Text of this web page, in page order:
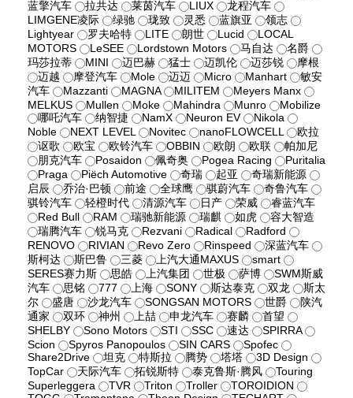
蓝擎汽车
拉共达 莱茵汽车 LIUX
龙程汽车
LIMGENE凌际
绿驰 珑致 灵悉 蓝旗亚
领志
Lightyear
罗夫哈特 LITE 朗世 Lucid
LOCAL
MOTORS
LeSEE Lordstown Motors 马自达
名爵
玛莎拉蒂
MINI 迈巴赫 猛士 迈凯伦 迈莎锐
摩根
迈越
摩登汽车 Mole 迈迈 Micro Manhart
敏安
汽车
Mazzanti MAGNA MILITEM
Meyers Manx
MELKUS
Mullen Moke Mahindra Munro
Mobilize
哪吒汽车
纳智捷 NamX Neuron EV
Nikola
Noble
NEXT LEVEL Novitec nanoFLOWCELL
欧拉
讴歌
欧宝 欧铃汽车 OBBIN 欧朗 欧联
帕加尼
朋克汽车
Posaidon 佩奇奥 Pogea Racing
Puritalia
Praga
Piëch Automotive 奇瑞 起亚
奇瑞新能源
启辰
乔治·巴顿 前途 全球鹰 骐蔚汽车
奇鲁汽车
骐铃汽车
轻橙时代 清源汽车 日产 荣威
睿蓝汽车
Red Bull
RAM 瑞驰新能源 瑞麒 如虎
容大智造
瑞腾汽车
锐马克 Rezvani Radical
Radford
RENOVO
RIVIAN Revo Zero Rinspeed
深蓝汽车
斯柯达
斯巴鲁 三菱 上汽大通MAXUS
smart
SERES赛力斯
思皓 上汽集团 世极 萨博
SWM斯威
汽车
思铭 777 上海 SONY 斯达泰克 双龙
斯太
尔
盛唐 沙龙汽车 SONGSAN MOTORS 世爵
陕汽
通家
双环 神州 上喆 申龙汽车 赛麟
首望
SHELBY
Sono Motors STI SSC 速达
SPIRRA
Scion
Spyros Panopoulos SIN CARS
Spofec
Share2Drive
坦克 特斯拉 腾势 塔塔
3D Design
TopCar
天际汽车 拓锐斯特 泰克鲁斯·腾风
Touring
Superleggera
TVR Triton Troller
TOROIDION